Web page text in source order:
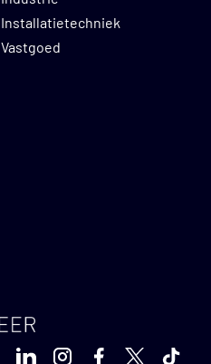
Installatietechniek
Vastgoed